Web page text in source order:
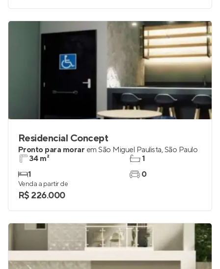
Residencial Concept
Pronto para morar em São Miguel Paulista,São Paulo
34 m²
1
1
0
Venda a partir de
R$ 226.000